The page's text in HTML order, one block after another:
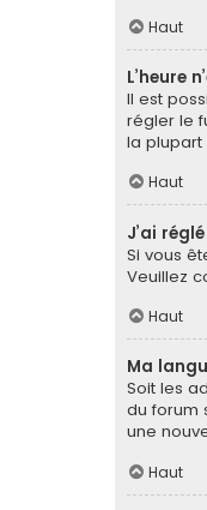
Haut
L’heure
Il est
régler le
la plupart
Haut
J’ai
Si vous
Veuillez
Haut
Ma
Soit les
du forum
une
Haut